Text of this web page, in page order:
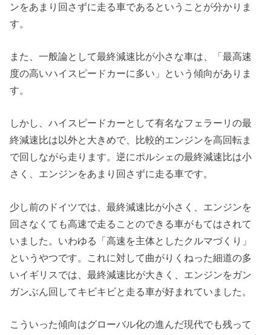
ンをあまり回さずに走る車であるということが分かりま
す。
また、一般論として最終減速比が小さな車は、「最高速
度の高いハイスピードカーに多い」という傾向がありま
す。
しかし、ハイスピードカーとして有名なフェラーリの最
終減速比は以外と大きめで、比較的エンジンを高回転ま
で回しながら走ります。逆にポルシェの最終減速比は小
さく、エンジンをあまり回さずに走る車です。
少し前のドイツでは、最終減速比が小さく、エンジンを
回さなくても高速で走ることのできる車がもてはされて
いました。いわゆる「高速を主体としたクルマづくり」
というやつです。これに対して曲がりくねった細道の多
いイギリスでは、最終減速比が大きく、エンジンをガン
ガンぶん回してキビキビと走る車が好まれていました。
こういった傾向はグローバル化の進んだ現代でも残って